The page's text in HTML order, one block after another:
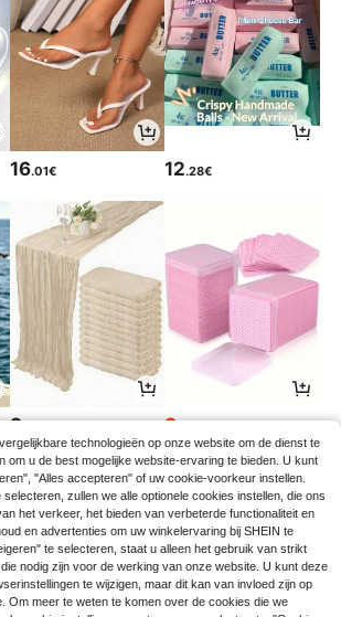
16.01€ 12.28€
3 3
technologieën op onze website om de dienst te
om u de best mogelijke website-ervaring te bieden. U kunt
"Alles accepteren" of uw cookie-voorkeur instellen.
zullen we alle optionele cookies instellen, die ons
het verkeer, het bieden van verbeterde functionaliteit en
en advertenties om uw winkelervaring bij SHEIN te
te selecteren, staat u alleen het gebruik van strikt
nodig zijn voor de werking van onze website. U kunt deze
te wijzigen, maar dit kan van invloed zijn op
Om meer te weten te komen over de cookies die we